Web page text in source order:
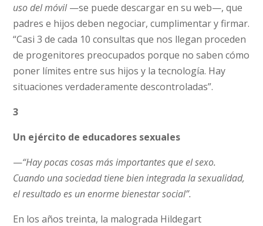
uso del móvil—se puede descargar en su web—, que
padres e hijos deben negociar, cumplimentar y firmar.
“Casi 3 de cada 10 consultas que nos llegan proceden
de progenitores preocupados porque no saben cómo
poner límites entre sus hijos y la tecnología. Hay
situaciones verdaderamente descontroladas”.
3
Un ejército de educadores sexuales
—“Hay pocas cosas más importantes que el sexo.
Cuando una sociedad tiene bien integrada la sexualidad,
el resultado es un enorme bienestar social”.
En los años treinta, la malograda Hildegart